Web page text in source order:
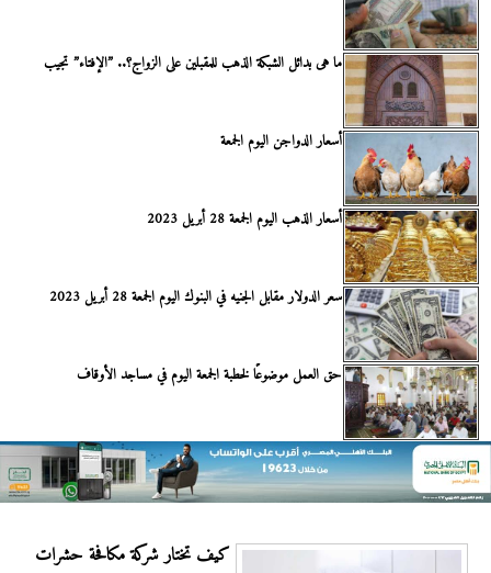
ما هى بدائل الشبكة الذهب للمقبلين على الزواج؟.. ”الإفتاء” تجيب
أسعار الدواجن اليوم الجمعة
أسعار الذهب اليوم الجمعة 28 أبريل 2023
سعر الدولار مقابل الجنيه في البنوك اليوم الجمعة 28 أبريل 2023
حق العمل موضوعًا لخطبة الجمعة اليوم في مساجد الأوقاف
كيف تختار شركة مكافحة حشرات